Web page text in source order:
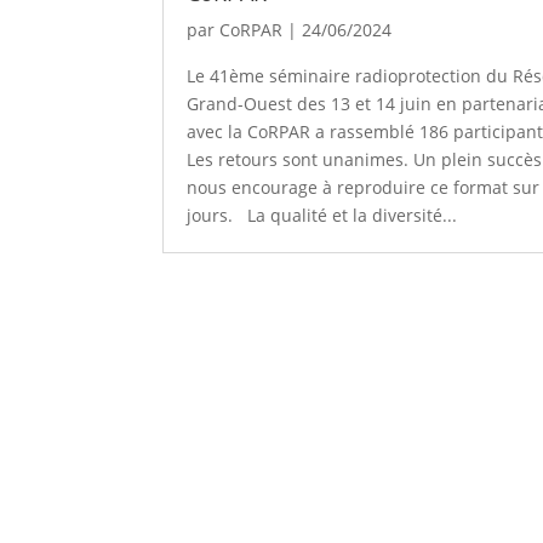
par CoRPAR |24/06/2024
Le 41ème séminaire radioprotection du
Grand-Ouest des 13 et 14 juin en
avec la CoRPAR a rassemblé 186
Les retours sont unanimes. Un plein
nous encourage à reproduire ce format sur
jours. La qualité et la diversité...